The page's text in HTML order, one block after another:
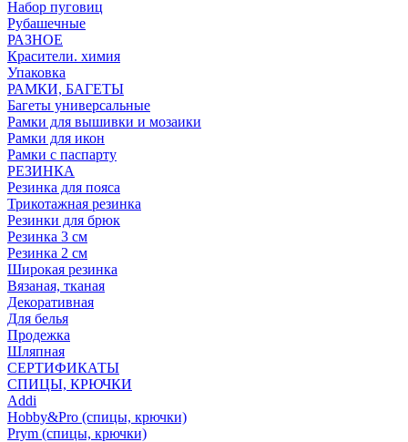
Набор пуговиц
Рубашечные
РАЗНОЕ
Красители. химия
Упаковка
РАМКИ, БАГЕТЫ
Багеты универсальные
Рамки для вышивки и мозаики
Рамки для икон
Рамки с паспарту
РЕЗИНКА
Резинка для пояса
Трикотажная резинка
Резинки для брюк
Резинка 3 см
Резинка 2 см
Широкая резинка
Вязаная, тканая
Декоративная
Для белья
Продежка
Шляпная
СЕРТИФИКАТЫ
СПИЦЫ, КРЮЧКИ
Addi
Hobby&Pro (спицы, крючки)
Prym (спицы, крючки)